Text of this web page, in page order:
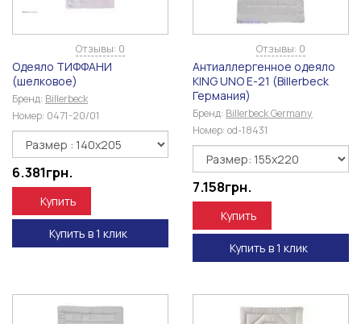
Отзывы: 0
Одеяло ТИФФАНИ
(шелковое)
Бренд: Billerbeck
Номер: 0471-20/01
6.381грн.
Купить
Купить в 1 клик
Отзывы: 0
Антиаллергенное одеяло
KING UNO Е-21 (Billerbeck
Германия)
Бренд: Billerbeck Germany
Номер: od-18431
7.158грн.
Купить
Купить в 1 клик